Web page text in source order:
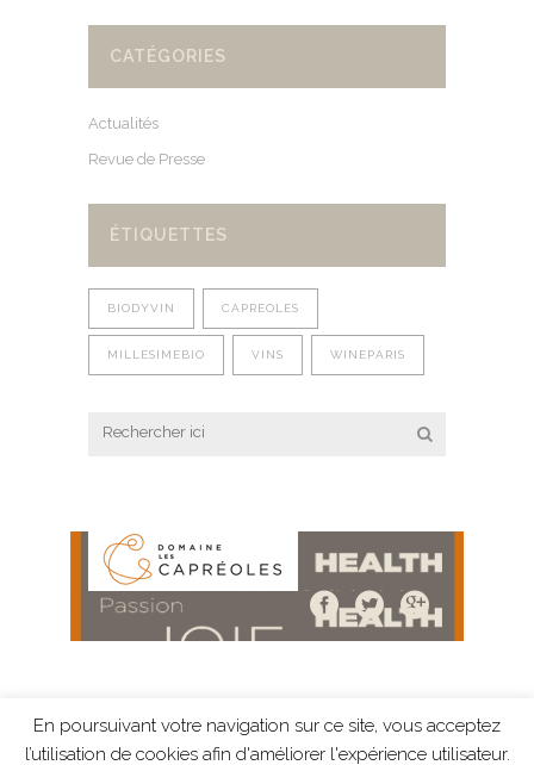
CATÉGORIES
Actualités
Revue de Presse
ÉTIQUETTES
BIODYVIN CAPREOLES
MILLESIMEBIO VINS WINEPARIS
-Protection des données
En poursuivant votre navigation sur ce site, vous acceptez
l’utilisation de cookies afin d'améliorer l'expérience utilisateur.